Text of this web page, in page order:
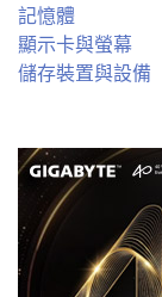
記憶體
顯示卡與螢幕
儲存裝置與設備